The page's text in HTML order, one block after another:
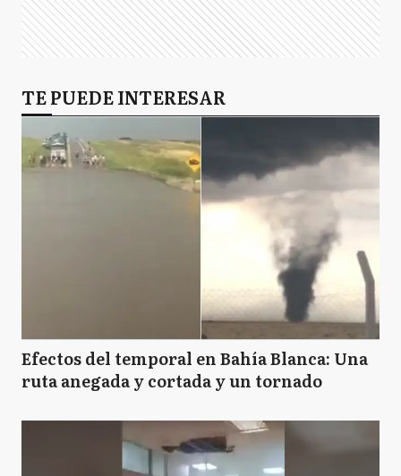
TE PUEDE INTERESAR
Efectos del temporal en Bahía Blanca: Una
ruta anegada y cortada y un tornado